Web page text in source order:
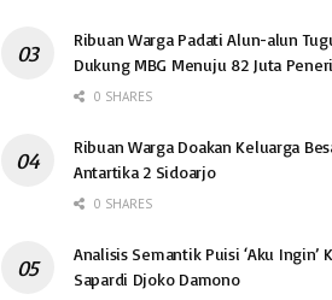
Ribuan Warga Padati Alun-alun
Dukung MBG Menuju 82 Juta
0 SHARES
Ribuan Warga Doakan Keluarga
Antartika 2 Sidoarjo
0 SHARES
Analisis Semantik Puisi ‘Aku Ingin’
Sapardi Djoko Damono